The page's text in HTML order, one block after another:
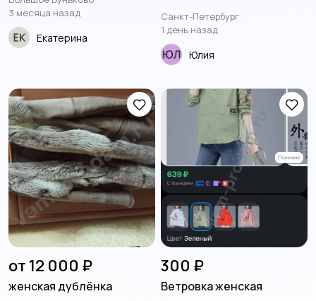
3 месяца назад
Екатерина
Санкт-Петербург
1 день назад
Юлия
от 12 000 ₽
женская дублёнка
300 ₽
Ветровка женская